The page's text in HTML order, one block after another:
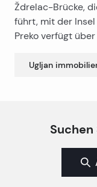
Ždrelac-Brücke,
führt, mit der Insel
Preko verfügt
Ugljan